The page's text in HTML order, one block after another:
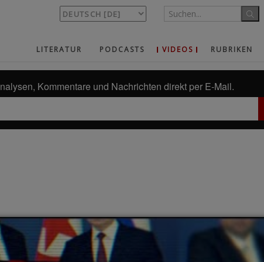
LITERATUR PODCASTS VIDEOS RUBRIKEN
Kommentare und Nachrichten direkt per E-Mail.